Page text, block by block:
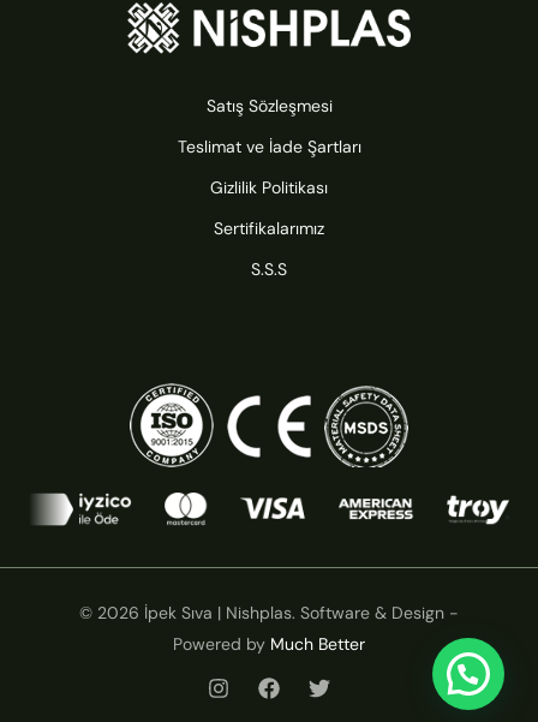
Satış Sözleşmesi
Teslimat ve İade Şartları
Gizlilik Politikası
Sertifikalarımız
S.S.S
© 2026 İpek Sıva | Nishplas. Software & Design -
Powered by Much Better